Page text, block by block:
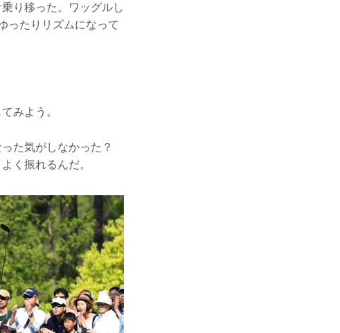
り移った。ワッグルし
ったりリズムになって
みよう。
った気がしなかった？
く振れるんだ。